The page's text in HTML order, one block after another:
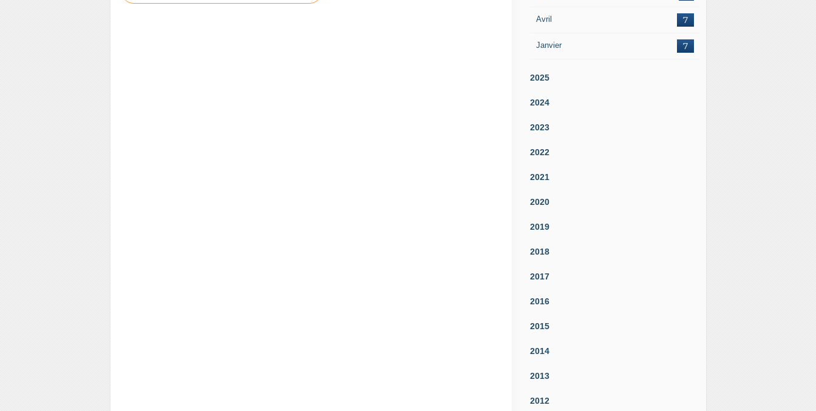
Avril 7
Janvier 7
2025
2024
2023
2022
2021
2020
2019
2018
2017
2016
2015
2014
2013
2012